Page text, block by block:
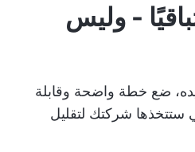
- وليس
ضع خطة واضحة وقابلة
ستتخذها شركتك لتقليل